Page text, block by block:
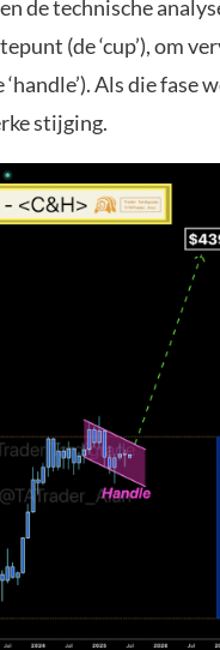
de technische
(de ‘cup’), om
‘handle’). Als die
stijging.